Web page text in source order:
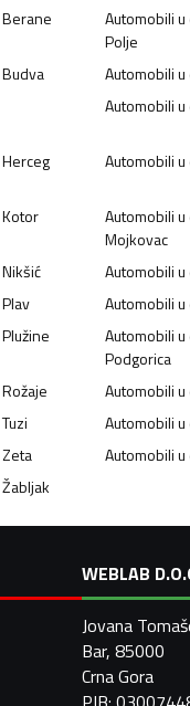
Berane Automobili
Polje
Budva Automobili
Automobili
Herceg
Automobili
Kotor
Automobili
Mojkovac
Nikšić Automobili
Plav Automobili
Plužine
Automobili
Podgorica
Rožaje Automobili
Tuzi Automobili
Zeta Automobili
Žabljak
WEBLAB
Jovana
Bar, 85000
Crna Gora